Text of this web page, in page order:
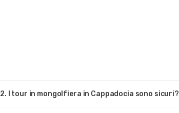
2. I tour in mongolfiera in Cappadocia sono sicuri?